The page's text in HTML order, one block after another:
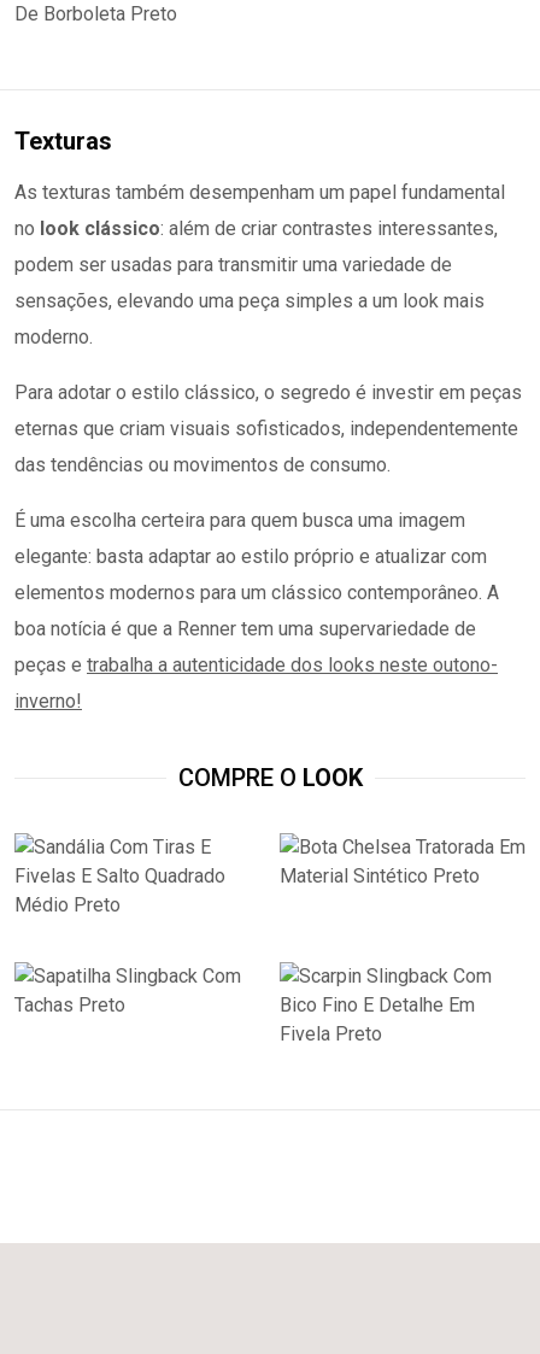
Texturas
As texturas também desempenham um papel fundamental
no look clássico: além de criar contrastes interessantes,
podem ser usadas para transmitir uma variedade de
sensações, elevando uma peça simples a um look mais
moderno.
Para adotar o estilo clássico, o segredo é investir em peças
eternas que criam visuais sofisticados, independentemente
das tendências ou movimentos de consumo.
É uma escolha certeira para quem busca uma imagem
elegante: basta adaptar ao estilo próprio e atualizar com
elementos modernos para um clássico contemporâneo. A
boa notícia é que a Renner tem uma supervariedade de
peças e trabalha a autenticidade dos looks neste outono-
inverno!
COMPRE O LOOK